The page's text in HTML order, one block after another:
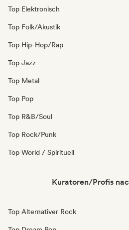
Top Elektronisch
Top Folk/Akustik
Top Hip-Hop/Rap
Top Jazz
Top Metal
Top Pop
Top R&B/Soul
Top Rock/Punk
Top World / Spirituell
Kuratoren/Profis
Top Alternativer Rock